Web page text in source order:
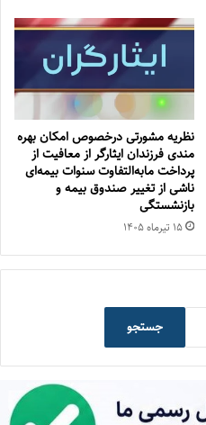
نظریه مشورتی درخصوص امکان بهره
مندی فرزندان ایثارگر از معافیت از
پرداخت مابه‌التفاوت سنوات بیمه‌ای
ناشی از تغییر صندوق بیمه‌ و
بازنشستگی
۱۵ تیر‌ماه ۱۴۰۵
جستجو